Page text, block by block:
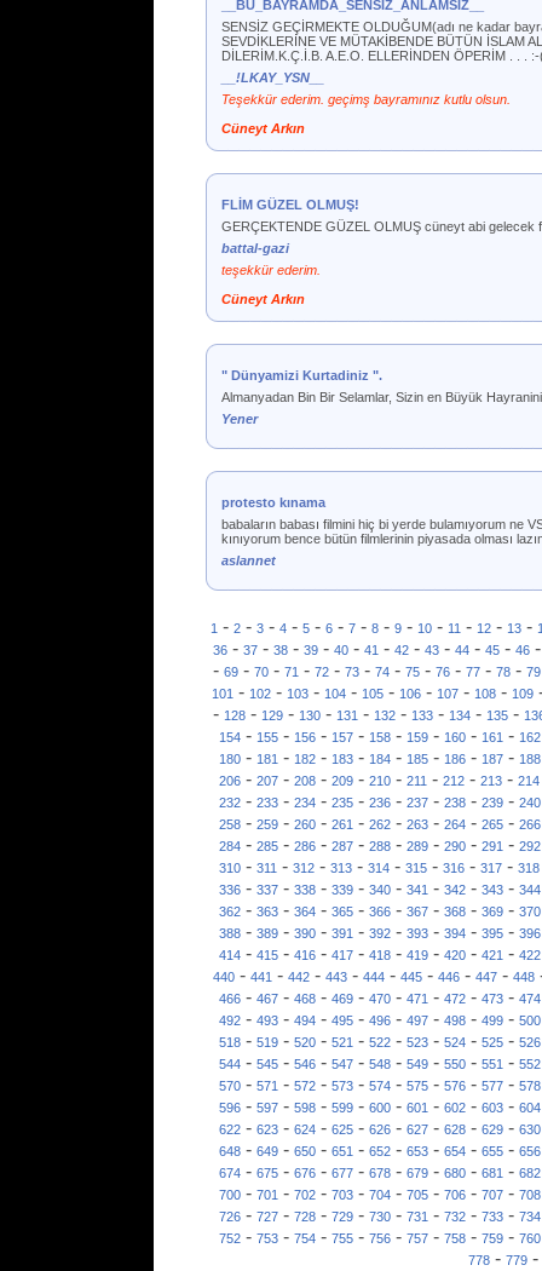
__BU_BAYRAMDA_SENSİZ_ANLAMSIZ__
SENSİZ GEÇİRMEKTE OLDUĞUM(adı ne kadar
SEVDİKLERİNE VE MÜTAKİBENDE BÜTÜN İSLAM
DİLERİM.K.Ç.İ.B. A.E.O. ELLERİNDEN ÖPERİM . . .
__!LKAY_YSN__
Teşekkür ederim. geçimş bayramınız kutlu olsun.
Cüneyt Arkın
FLİM GÜZEL OLMUŞ!
GERÇEKTENDE GÜZEL OLMUŞ cüneyt abi gelecek
battal-gazi
teşekkür ederim.
Cüneyt Arkın
" Dünyamizi Kurtadiniz ".
Almanyadan Bin Bir Selamlar, Sizin en Büyük
Yener
protesto kınama
babaların babası filmini hiç bi yerde bulamıyorum ne
kınıyorum bence bütün filmlerinin piyasada olması
aslannet
1- 2- 3- 4- 5- 6- 7- 8- 9- 10- 11- 12- 13-
36- 37- 38- 39- 40- 41- 42- 43- 44- 45- 46
- 69 - 70 - 71 - 72 - 73 - 74 - 75 - 76 - 77 - 78 - 79
101 - 102 - 103 - 104 - 105 - 106 - 107 - 108 - 109
- 128 - 129 - 130 - 131 - 132 - 133 - 134 - 135 -
154- 155- 156- 157- 158- 159- 160- 161- 162
180- 181- 182- 183- 184- 185- 186- 187- 188
206 - 207 - 208 - 209 - 210 - 211 - 212 - 213 - 214
232- 233- 234- 235- 236- 237- 238- 239- 240
258- 259- 260- 261- 262- 263- 264- 265- 266
284- 285- 286- 287- 288- 289- 290- 291- 292
310 - 311 - 312 - 313 - 314 - 315 - 316 - 317 - 318
336- 337- 338- 339- 340- 341- 342- 343- 344
362- 363- 364- 365- 366- 367- 368- 369- 370
388 - 389 - 390 - 391 - 392 - 393 - 394 - 395 - 396
414- 415- 416- 417- 418- 419- 420- 421- 422
440 - 441 - 442 - 443 - 444 - 445 - 446 - 447 - 448
466- 467- 468- 469- 470- 471- 472- 473- 474
492 - 493 - 494 - 495 - 496 - 497 - 498 - 499 - 500
518- 519- 520- 521- 522- 523- 524- 525- 526
544- 545- 546- 547- 548- 549- 550- 551- 552
570- 571- 572- 573- 574- 575- 576- 577- 578
596 - 597 - 598 - 599 - 600 - 601 - 602 - 603 - 604
622- 623- 624- 625- 626- 627- 628- 629- 630
648- 649- 650- 651- 652- 653- 654- 655- 656
674- 675- 676- 677- 678- 679- 680- 681- 682
700 - 701 - 702 - 703 - 704 - 705 - 706 - 707 - 708
726- 727- 728- 729- 730- 731- 732- 733- 734
752- 753- 754- 755- 756- 757- 758- 759- 760
778- 779-